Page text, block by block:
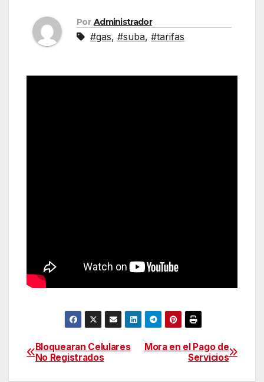
Por Administrador
#gas, #suba, #tarifas
Navegación
de
Mora en el Pago de
Servicios
Bloquearan Celulares
No Registrados